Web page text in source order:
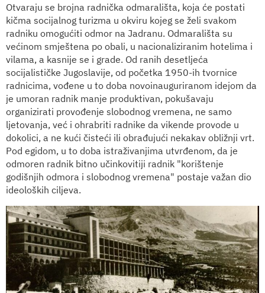
Otvaraju se brojna radnička odmarališta, koja će postati
kičma socijalnog turizma u okviru kojeg se želi svakom
radniku omogućiti odmor na Jadranu. Odmarališta su
većinom smještena po obali, u nacionaliziranim hotelima i
vilama, a kasnije se i grade. Od ranih desetljeća
socijalističke Jugoslavije, od početka 1950-ih tvornice
radnicima, vođene u to doba novoinauguriranom idejom da
je umoran radnik manje produktivan, pokušavaju
organizirati provođenje slobodnog vremena, ne samo
ljetovanja, već i ohrabriti radnike da vikende provode u
dokolici, a ne kući čisteći ili obrađujući nekakav obližnji vrt.
Pod egidom, u to doba istraživanjima utvrđenom, da je
odmoren radnik bitno učinkovitiji radnik "korištenje
godišnjih odmora i slobodnog vremena" postaje važan dio
ideoloških ciljeva.